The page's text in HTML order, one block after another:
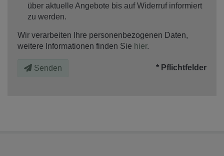
über aktuelle Angebote bis auf Widerruf informiert
zu werden.
Wir verarbeiten Ihre personenbezogenen Daten,
weitere Informationen finden Sie hier.
Senden * Pflichtfelder